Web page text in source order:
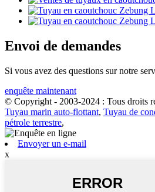
Envoi de demandes
Si vous avez des questions sur notre
enquête maintenant
© Copyright - 2003-2024 : Tous droits
Tuyau marin auto-flottant, Tuyau de
pétrole terrestre,
Envoyer un e-mail
x